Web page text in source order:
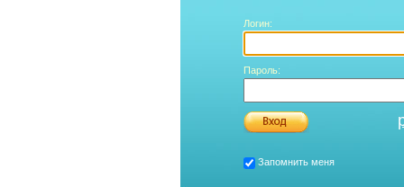
Логин:
Пароль:
Запомнить меня